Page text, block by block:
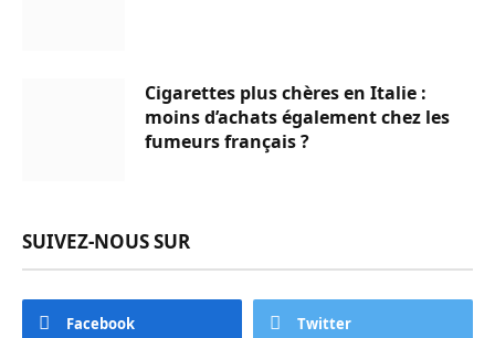
Cigarettes plus chères en Italie :
moins d’achats également chez les
fumeurs français ?
SUIVEZ-NOUS SUR
Facebook Twitter